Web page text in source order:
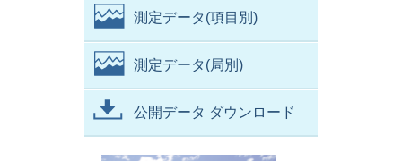
測定データ(項目別)
測定データ(局別)
公開データ ダウンロード